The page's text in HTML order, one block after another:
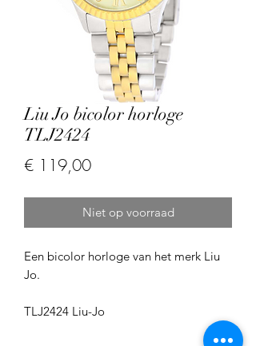
Liu Jo bicolor horloge
TLJ2424
€ 119,00Prijs
Niet op voorraad
Een bicolor horloge van het merk Liu
Jo.
TLJ2424 Liu-Jo